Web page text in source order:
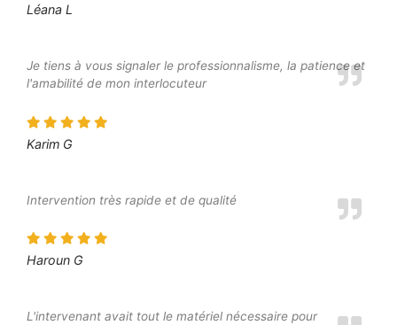
Léana L
Je tiens à vous signaler le professionnalisme, la patience et
l'amabilité de mon interlocuteur
Karim G
Intervention très rapide et de qualité
Haroun G
L'intervenant avait tout le matériel nécessaire pour